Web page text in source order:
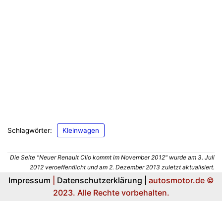
Schlagwörter: Kleinwagen
Die Seite "Neuer Renault Clio kommt im November 2012" wurde am 3. Juli
2012 veroeffentlicht und am 2. Dezember 2013 zuletzt aktualisiert.
Impressum Datenschutzerklärung |
autosmotor.de ©
2023. Alle Rechte vorbehalten.